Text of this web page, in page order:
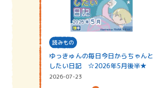
読みもの
ゆっきゅんの毎日今日からちゃんと
したい日記 ☆2026年5月後半★
2026-07-23